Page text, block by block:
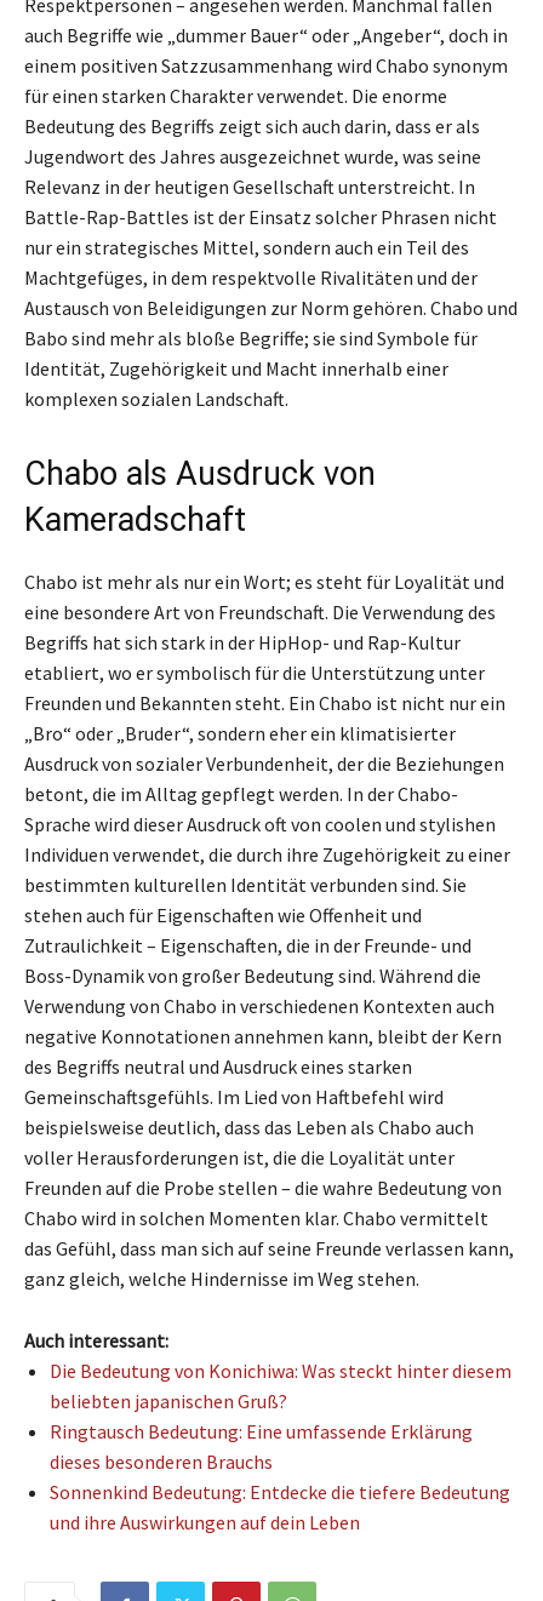
auch Begriffe wie „dummer Bauer“ oder „Angeber“, doch in
einem positiven Satzzusammenhang wird Chabo synonym
für einen starken Charakter verwendet. Die enorme
Bedeutung des Begriffs zeigt sich auch darin, dass er als
Jugendwort des Jahres ausgezeichnet wurde, was seine
Relevanz in der heutigen Gesellschaft unterstreicht. In
Battle-Rap-Battles ist der Einsatz solcher Phrasen nicht
nur ein strategisches Mittel, sondern auch ein Teil des
Machtgefüges, in dem respektvolle Rivalitäten und der
Austausch von Beleidigungen zur Norm gehören. Chabo und
Babo sind mehr als bloße Begriffe; sie sind Symbole für
Identität, Zugehörigkeit und Macht innerhalb einer
komplexen sozialen Landschaft.
Chabo als Ausdruck von
Kameradschaft
Chabo ist mehr als nur ein Wort; es steht für Loyalität und
eine besondere Art von Freundschaft. Die Verwendung des
Begriffs hat sich stark in der HipHop- und Rap-Kultur
etabliert, wo er symbolisch für die Unterstützung unter
Freunden und Bekannten steht. Ein Chabo ist nicht nur ein
„Bro“ oder „Bruder“, sondern eher ein klimatisierter
Ausdruck von sozialer Verbundenheit, der die Beziehungen
betont, die im Alltag gepflegt werden. In der Chabo-
Sprache wird dieser Ausdruck oft von coolen und stylishen
Individuen verwendet, die durch ihre Zugehörigkeit zu einer
bestimmten kulturellen Identität verbunden sind. Sie
stehen auch für Eigenschaften wie Offenheit und
Zutraulichkeit – Eigenschaften, die in der Freunde- und
Boss-Dynamik von großer Bedeutung sind. Während die
Verwendung von Chabo in verschiedenen Kontexten auch
negative Konnotationen annehmen kann, bleibt der Kern
des Begriffs neutral und Ausdruck eines starken
Gemeinschaftsgefühls. Im Lied von Haftbefehl wird
beispielsweise deutlich, dass das Leben als Chabo auch
voller Herausforderungen ist, die die Loyalität unter
Freunden auf die Probe stellen – die wahre Bedeutung von
Chabo wird in solchen Momenten klar. Chabo vermittelt
das Gefühl, dass man sich auf seine Freunde verlassen kann,
ganz gleich, welche Hindernisse im Weg stehen.
Auch interessant:
Die Bedeutung von Konichiwa: Was steckt hinter diesem
beliebten japanischen Gruß?
Ringtausch Bedeutung: Eine umfassende Erklärung
dieses besonderen Brauchs
Sonnenkind Bedeutung: Entdecke die tiefere Bedeutung
und ihre Auswirkungen auf dein Leben